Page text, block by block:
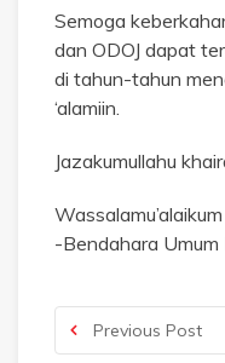
Semoga
dan ODOJ dapat
di tahun-tahun
‘alamiin.
Jazakumullahu
-Bendahara
Previous Post